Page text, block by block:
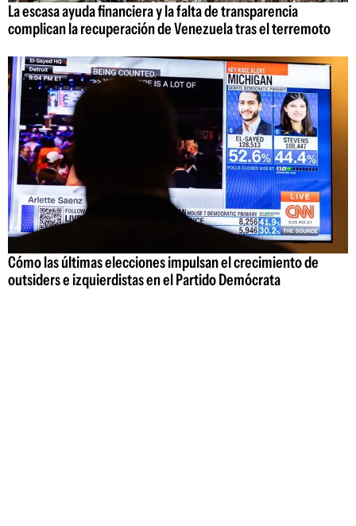
La escasa ayuda financiera y la falta de transparencia
complican la recuperación de Venezuela tras el terremoto
Cómo las últimas elecciones impulsan el crecimiento de
outsiders e izquierdistas en el Partido Demócrata